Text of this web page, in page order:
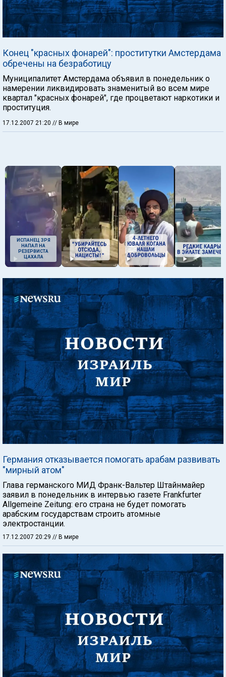
Конец "красных фонарей": проститутки Амстердама
обречены на безработицу
Муниципалитет Амстердама объявил в понедельник о
намерении ликвидировать знаменитый во всем мире
квартал "красных фонарей", где процветают наркотики и
проституция.
17.12.2007 21:20 // В мире
ИСПАНЕЦ ЗРЯ
НАПАЛ НА
РЕЗЕРВИСТА
ЦАХАЛА
Германия отказывается помогать арабам развивать
"мирный атом"
Глава германского МИД Франк-Вальтер Штайнмайер
заявил в понедельник в интервью газете Frankfurter
Allgemeine Zeitung: его страна не будет помогать
арабским государствам строить атомные
электростанции.
17.12.2007 20:29 // В мире